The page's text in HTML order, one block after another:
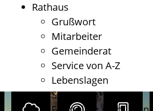
Rathaus
Grußwort
Mitarbeiter
Gemeinderat
Service von A-Z
Lebenslagen
Satzungen